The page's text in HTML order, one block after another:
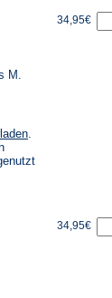
M.
(Öffnet
einem
.
34,95€
34,95€